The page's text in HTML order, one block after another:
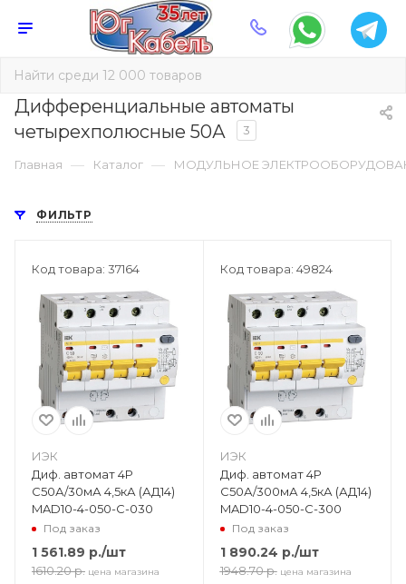
Дифференциальные автоматы
четырехполюсные 50А
3
Главная — Каталог — МОДУЛЬНОЕ
ФИЛЬТР
Код товара: 37164
ИЭК
Диф. автомат 4Р
С50А/30мА 4,5кА (АД14)
MAD10-4-050-C-030
Под заказ
1 561.89 р./шт
1610.20 р. цена магазина
Код товара: 49824
ИЭК
Диф. автомат 4Р
С50А/300мА 4,5кА (АД14)
MAD10-4-050-C-300
Под заказ
1 890.24 р./шт
1948.70 р. цена магазина